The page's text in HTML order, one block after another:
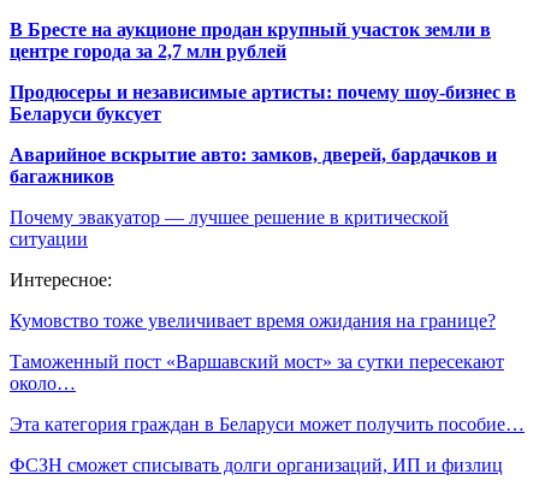
В Бресте на аукционе продан крупный участок земли в
центре города за 2,7 млн рублей
Продюсеры и независимые артисты: почему шоу-бизнес в
Беларуси буксует
Аварийное вскрытие авто: замков, дверей, бардачков и
багажников
Почему эвакуатор — лучшее решение в критической
ситуации
Интересное:
Кумовство тоже увеличивает время ожидания на границе?
Таможенный пост «Варшавский мост» за сутки пересекают
около…
Эта категория граждан в Беларуси может получить пособие…
ФСЗН сможет списывать долги организаций, ИП и физлиц